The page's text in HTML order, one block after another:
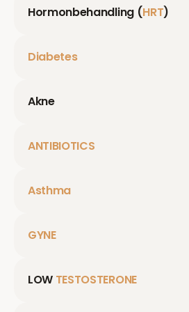
Hormonbehandling (HRT)
Diabetes
Akne
ANTIBIOTICS
Asthma
GYNE
LOW TESTOSTERONE